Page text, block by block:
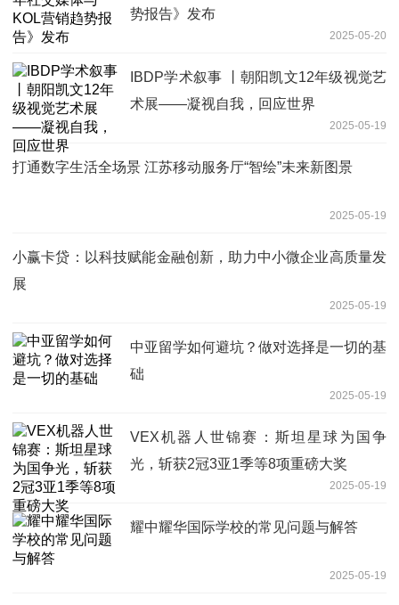
势报告》发布
2025-05-20
IBDP学术叙事 丨朝阳凯文12年级视觉艺
术展——凝视自我，回应世界
2025-05-19
打通数字生活全场景 江苏移动服务厅“智绘”未来新图景
2025-05-19
小赢卡贷：以科技赋能金融创新，助力中小微企业高质量发
展
2025-05-19
中亚留学如何避坑？做对选择是一切的基
础
2025-05-19
VEX机器人世锦赛：斯坦星球为国争
光，斩获2冠3亚1季等8项重磅大奖
2025-05-19
耀中耀华国际学校的常见问题与解答
2025-05-19